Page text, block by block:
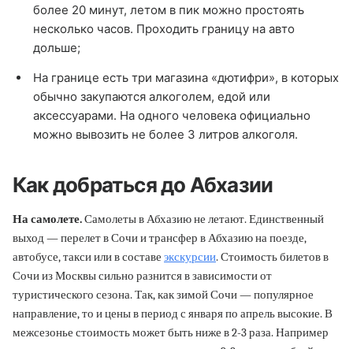
более 20 минут, летом в пик можно простоять
несколько часов. Проходить границу на авто
дольше;
На границе есть три магазина «дютифри», в которых
обычно закупаются алкоголем, едой или
аксессуарами. На одного человека официально
можно вывозить не более 3 литров алкоголя.
Как добраться до Абхазии
На самолете.Самолеты в Абхазию не летают. Единственный
выход — перелет в Сочи и трансфер в Абхазию на поезде,
автобусе, такси или в составе экскурсии. Стоимость билетов в
Сочи из Москвы сильно разнится в зависимости от
туристического сезона. Так, как зимой Сочи — популярное
направление, то и цены в период с января по апрель высокие. В
межсезонье стоимость может быть ниже в 2-3 раза. Например